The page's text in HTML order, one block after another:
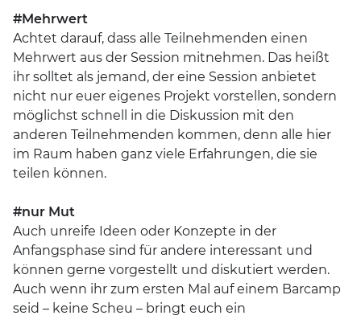
#Mehrwert
Achtet darauf, dass alle Teilnehmenden einen
Mehrwert aus der Session mitnehmen. Das heißt
ihr solltet als jemand, der eine Session anbietet
nicht nur euer eigenes Projekt vorstellen, sondern
möglichst schnell in die Diskussion mit den
anderen Teilnehmenden kommen, denn alle hier
im Raum haben ganz viele Erfahrungen, die sie
teilen können.
#nur Mut
Auch unreife Ideen oder Konzepte in der
Anfangsphase sind für andere interessant und
können gerne vorgestellt und diskutiert werden.
Auch wenn ihr zum ersten Mal auf einem Barcamp
seid – keine Scheu – bringt euch ein